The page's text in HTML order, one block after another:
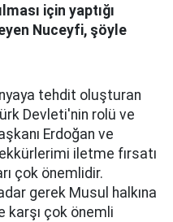
için yaptığı
Nuceyfi, şöyle
tehdit oluşturan
Devleti'nin rolü ve
Erdoğan ve
iletme fırsatı
çok önemlidir.
gerek Musul halkına
karşı çok önemli